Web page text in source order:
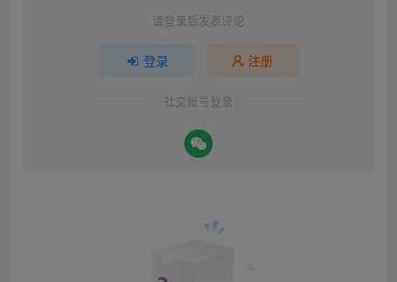
请登录后发表评论
登录 注册
社交账号登录